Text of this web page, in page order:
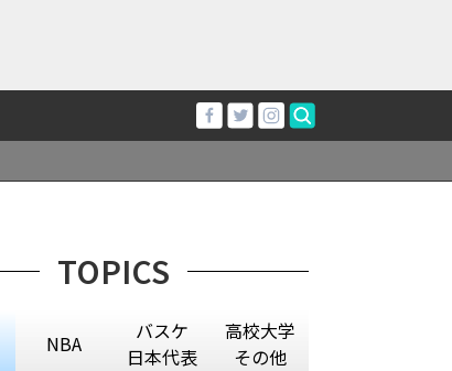
TOPICS
NBA
バスケ
日本代表
高校大学
その他